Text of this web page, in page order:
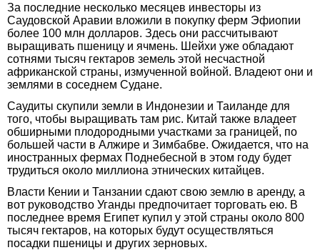
За последние несколько месяцев инвесторы из
Саудовской Аравии вложили в покупку ферм Эфиопии
более 100 млн долларов. Здесь они рассчитывают
выращивать пшеницу и ячмень. Шейхи уже обладают
сотнями тысяч гектаров земель этой несчастной
африканской страны, измученной войной. Владеют они и
землями в соседнем Судане.
Саудиты скупили земли в Индонезии и Таиланде для
того, чтобы выращивать там рис. Китай также владеет
обширными плодородными участками за границей, по
большей части в Алжире и Зимбабве. Ожидается, что на
иностранных фермах Поднебесной в этом году будет
трудиться около миллиона этнических китайцев.
Власти Кении и Танзании сдают свою землю в аренду, а
вот руководство Уганды предпочитает торговать ею. В
последнее время Египет купил у этой страны около 800
тысяч гектаров, на которых будут осуществляться
посадки пшеницы и других зерновых.